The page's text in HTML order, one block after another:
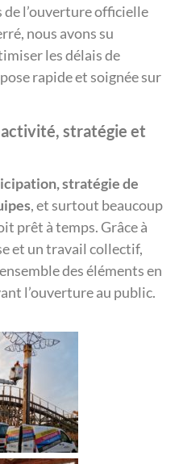
de l’ouverture officielle
nous avons su
les délais de
rapide et soignée sur
stratégie et
stratégie de
, et surtout beaucoup
prêt à temps. Grâce à
et un travail collectif,
des éléments en
l’ouverture au public.